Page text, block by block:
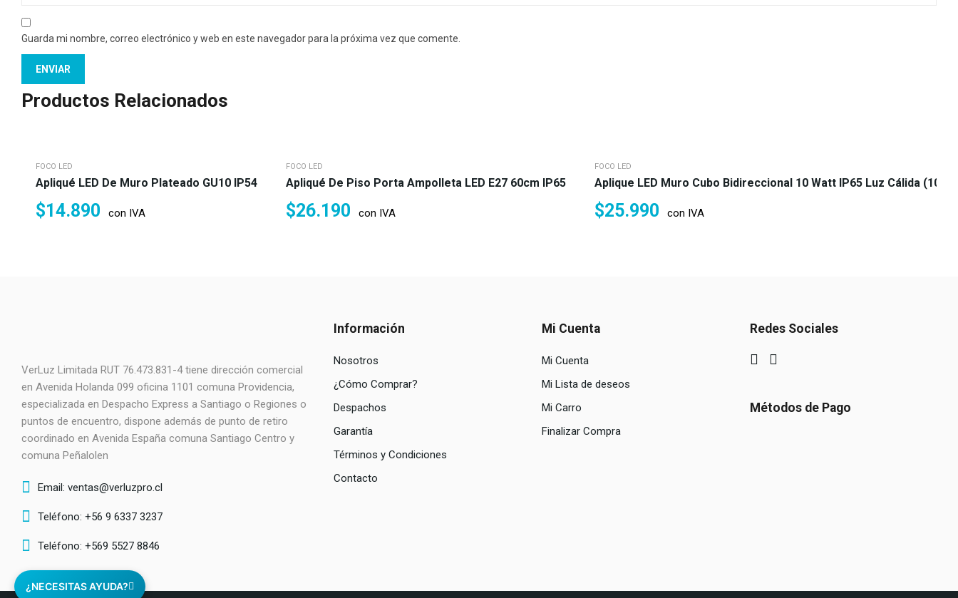
Guarda mi nombre, correo electrónico y web en este navegador para la próxima vez que comente.
Productos Relacionados
FOCO LED
Apliqué LED De Muro Plateado GU10 IP54
$14.890 con IVA
FOCO LED
Apliqué De Piso Porta Ampolleta LED E27 60cm IP65
$26.190 con IVA
FOCO LED
Aplique LED Muro Cubo Bidireccional 10 Watt IP65 Luz Cálida
$25.990 con IVA
VerLuz Limitada RUT 76.473.831-4 tiene dirección comercial
en Avenida Holanda 099 oficina 1101 comuna Providencia,
especializada en Despacho Express a Santiago o Regiones o
puntos de encuentro, dispone además de punto de retiro
coordinado en Avenida España comuna Santiago Centro y
comuna Peñalolen
Email: ventas@verluzpro.cl
Teléfono: +56 9 6337 3237
Teléfono: +569 5527 8846
Información
Nosotros
¿Cómo Comprar?
Despachos
Garantía
Términos y Condiciones
Contacto
Mi Cuenta
Mi Cuenta
Mi Lista de deseos
Mi Carro
Finalizar Compra
Redes Sociales
Métodos de Pago
¿NECESITAS AYUDA?